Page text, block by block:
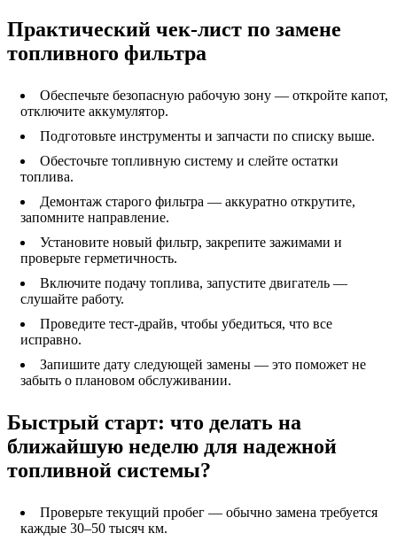
Практический чек-лист по замене
топливного фильтра
Обеспечьте безопасную рабочую зону — откройте капот,
отключите аккумулятор.
Подготовьте инструменты и запчасти по списку выше.
Обесточьте топливную систему и слейте остатки
топлива.
Демонтаж старого фильтра — аккуратно открутите,
запомните направление.
Установите новый фильтр, закрепите зажимами и
проверьте герметичность.
Включите подачу топлива, запустите двигатель —
слушайте работу.
Проведите тест-драйв, чтобы убедиться, что все
исправно.
Запишите дату следующей замены — это поможет не
забыть о плановом обслуживании.
Быстрый старт: что делать на
ближайшую неделю для надежной
топливной системы?
Проверьте текущий пробег — обычно замена требуется
каждые 30–50 тысяч км.